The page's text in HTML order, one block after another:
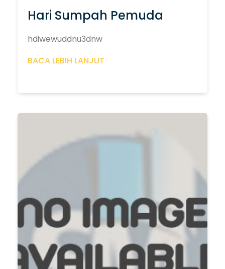
Hari Sumpah Pemuda
hdiwewuddnu3dnw
BACA LEBIH LANJUT